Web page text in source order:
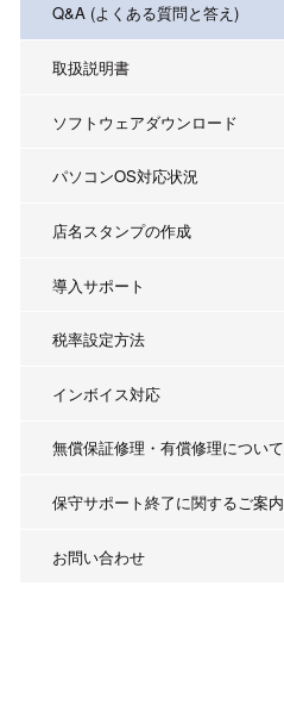
Q&A (よくある質問と答え)
取扱説明書
ソフトウェアダウンロード
パソコンOS対応状況
店名スタンプの作成
導入サポート
税率設定方法
インボイス対応
無償保証修理・有償修理について
保守サポート終了に関するご案内
お問い合わせ